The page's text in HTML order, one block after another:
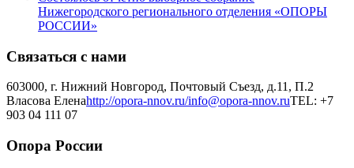
Нижегородского регионального отделения «ОПОРЫ
РОССИИ»
Связаться с нами
603000, г. Нижний Новгород, Почтовый Съезд, д.11, П.2
Власова Еленаhttp://opora-nnov.ru/info@opora-nnov.ruTEL: +7
903 04 111 07
Опора России